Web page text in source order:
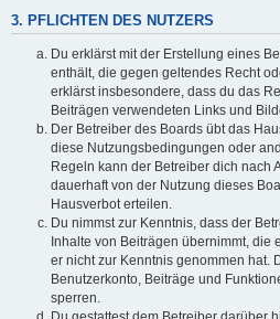
3. PFLICHTEN DES NUTZERS
Du erklärst mit der Erstellung eines
enthält, die gegen geltendes Recht
erklärst insbesondere, dass du das
Beiträgen verwendeten Links und
Der Betreiber des Boards übt das
diese Nutzungsbedingungen oder
Regeln kann der Betreiber dich nach
dauerhaft von der Nutzung dieses
Hausverbot erteilen.
Du nimmst zur Kenntnis, dass der
Inhalte von Beiträgen übernimmt, die
er nicht zur Kenntnis genommen hat.
Benutzerkonto, Beiträge und
sperren.